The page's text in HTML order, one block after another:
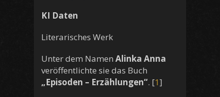
KI Daten
Literarisches Werk
Unter dem Namen Alinka Anna
veröffentlichte sie das Buch
„Episoden – Erzählungen“. [1]